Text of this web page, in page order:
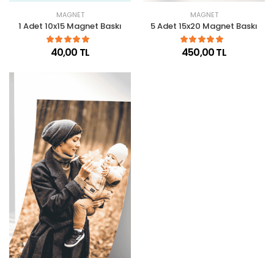
MAGNET
1 Adet 10x15 Magnet Baskı
40,00 TL
MAGNET
5 Adet 15x20 Magnet Baskı
450,00 TL